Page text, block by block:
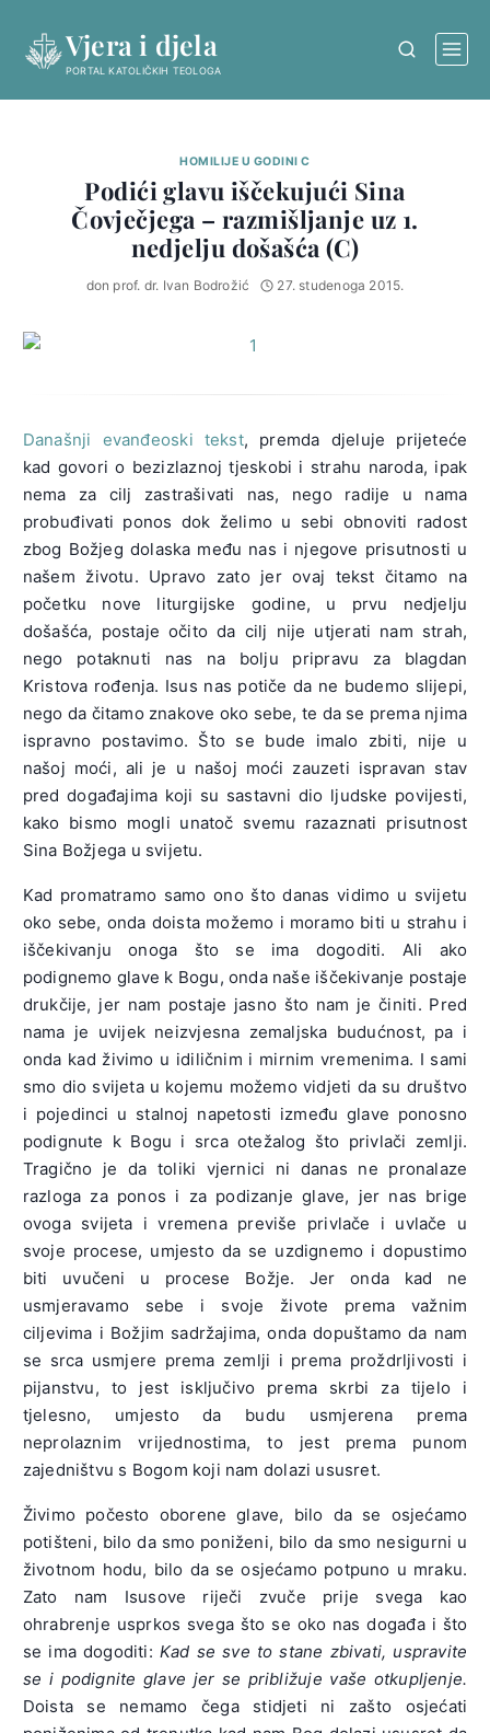
content
Vjera i djela
PORTAL KATOLIČKIH TEOLOGA
HOMILIJE U GODINI C
Podići glavu iščekujući Sina
Čovječjega – razmišljanje uz 1.
nedjelju došašća (C)
don prof. dr. Ivan Bodrožić 27. studenoga 2015.
Današnji evanđeoski tekst, premda djeluje prijeteće
kad govori o bezizlaznoj tjeskobi i strahu naroda, ipak
nema za cilj zastrašivati nas, nego radije u nama
probuđivati ponos dok želimo u sebi obnoviti radost
zbog Božjeg dolaska među nas i njegove prisutnosti u
našem životu. Upravo zato jer ovaj tekst čitamo na
početku nove liturgijske godine, u prvu nedjelju
došašća, postaje očito da cilj nije utjerati nam strah,
nego potaknuti nas na bolju pripravu za blagdan
Kristova rođenja. Isus nas potiče da ne budemo slijepi,
nego da čitamo znakove oko sebe, te da se prema njima
ispravno postavimo. Što se bude imalo zbiti, nije u
našoj moći, ali je u našoj moći zauzeti ispravan stav
pred događajima koji su sastavni dio ljudske povijesti,
kako bismo mogli unatoč svemu razaznati prisutnost
Sina Božjega u svijetu.
Kad promatramo samo ono što danas vidimo u svijetu
oko sebe, onda doista možemo i moramo biti u strahu i
iščekivanju onoga što se ima dogoditi. Ali ako
podignemo glave k Bogu, onda naše iščekivanje postaje
drukčije, jer nam postaje jasno što nam je činiti. Pred
nama je uvijek neizvjesna zemaljska budućnost, pa i
onda kad živimo u idiličnim i mirnim vremenima. I sami
smo dio svijeta u kojemu možemo vidjeti da su društvo
i pojedinci u stalnoj napetosti između glave ponosno
podignute k Bogu i srca otežalog što privlači zemlji.
Tragično je da toliki vjernici ni danas ne pronalaze
razloga za ponos i za podizanje glave, jer nas brige
ovoga svijeta i vremena previše privlače i uvlače u
svoje procese, umjesto da se uzdignemo i dopustimo
biti uvučeni u procese Božje. Jer onda kad ne
usmjeravamo sebe i svoje živote prema važnim
ciljevima i Božjim sadržajima, onda dopuštamo da nam
se srca usmjere prema zemlji i prema proždrljivosti i
pijanstvu, to jest isključivo prema skrbi za tijelo i
tjelesno, umjesto da budu usmjerena prema
neprolaznim vrijednostima, to jest prema punom
zajedništvu s Bogom koji nam dolazi ususret.
Živimo počesto oborene glave, bilo da se osjećamo
potišteni, bilo da smo poniženi, bilo da smo nesigurni u
životnom hodu, bilo da se osjećamo potpuno u mraku.
Zato nam Isusove riječi zvuče prije svega kao
ohrabrenje usprkos svega što se oko nas događa i što
se ima dogoditi: Kad se sve to stane zbivati, uspravite
se i podignite glave jer se približuje vaše otkupljenje.
Doista se nemamo čega stidjeti ni zašto osjećati